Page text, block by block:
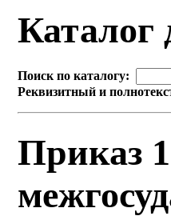
Каталог
Поиск по каталогу:
Реквизитный и
Приказ